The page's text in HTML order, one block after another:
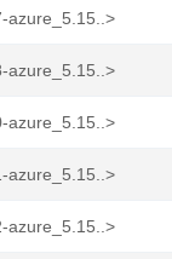
azure_5.15..>
azure_5.15..>
azure_5.15..>
azure_5.15..>
azure_5.15..>